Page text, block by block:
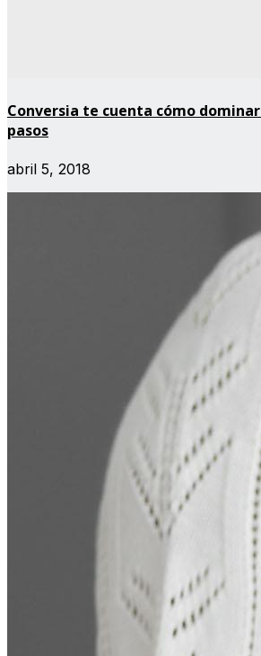
Conversia te cuenta cómo dominar
pasos
abril 5, 2018